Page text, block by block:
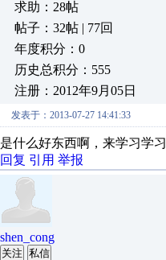
求助：28帖
帖子：32帖 | 77回
年度积分：0
历史总积分：555
注册：2012年9月05日
发表于：2013-07-27 14:41:33
是什么好东西啊，来学习学习
回复 引用 举报
shen_cong
关注 私信